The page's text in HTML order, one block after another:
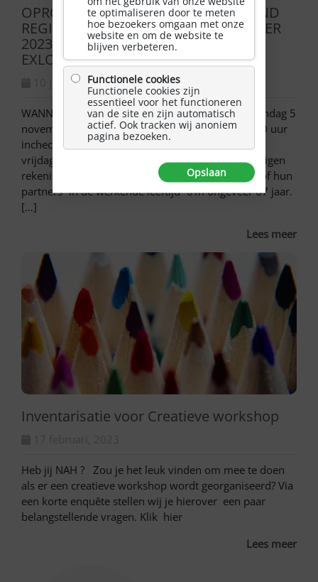
OPROEP ZELFMANAGEMENT WEEKEND
REGIO NOORD OP 3, 4 en 5 NOVEMBER
2023 IN HOTEL DE HUNZEBERGEN IN
EXLOO!
10 juli, 2023
WANNEER? Van vrijdag 3 november tot en met zondag 5
november na de lunch. Vrijdag tussen 15 en 18.30 uur
inchecken, van 19.00 – 20.30 kennismaken. Als je
vrijdagavond vroeg komt is het avond eten voor eigen
rekening. VOOR WIE? Voor NAH getroffenen en/of hun
partners ”in de werkende leeftijd” t/m ongeveer 67 jaar.
[…]
Lees meer
Inventarisatie voor Creatieve workshop
Heb jij NAH ? Zou je het leuk vinden om mee te doen
als er een creatieve workshop wordt georganiseerd? Via
een korte enquête stellen wij je hierover een paar
belangstellende vragen. Klik hier
Lees meer
te optimaliseren door te meten
hoe bezoekers omgaan met onze
website en om de website te
blijven verbeteren.
Functionele cookies
Functionele cookies zijn
essentieel voor het functioneren
van de site en zijn automatisch
actief. Ook tracken wij anoniem
pagina bezoeken.
Opslaan